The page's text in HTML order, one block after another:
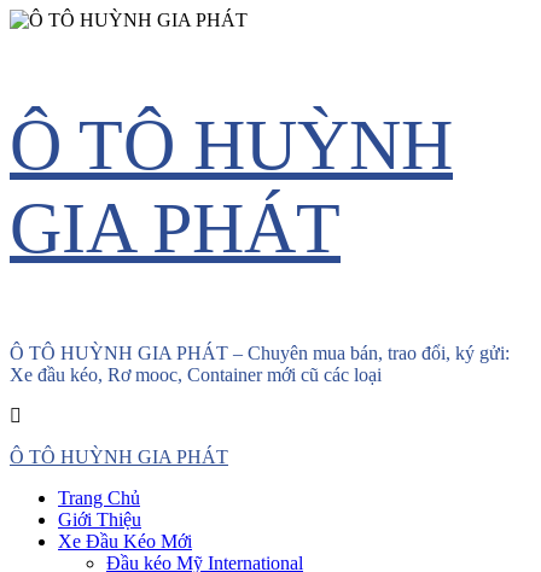
Skip
to
content
Ô TÔ HUỲNH
GIA PHÁT
Ô TÔ HUỲNH GIA PHÁT – Chuyên mua bán, trao đổi, ký gửi:
Xe đầu kéo, Rơ mooc, Container mới cũ các loại
Menu
Ô TÔ HUỲNH GIA PHÁT
Trang Chủ
Giới Thiệu
Xe Đầu Kéo Mới
Đầu kéo Mỹ International